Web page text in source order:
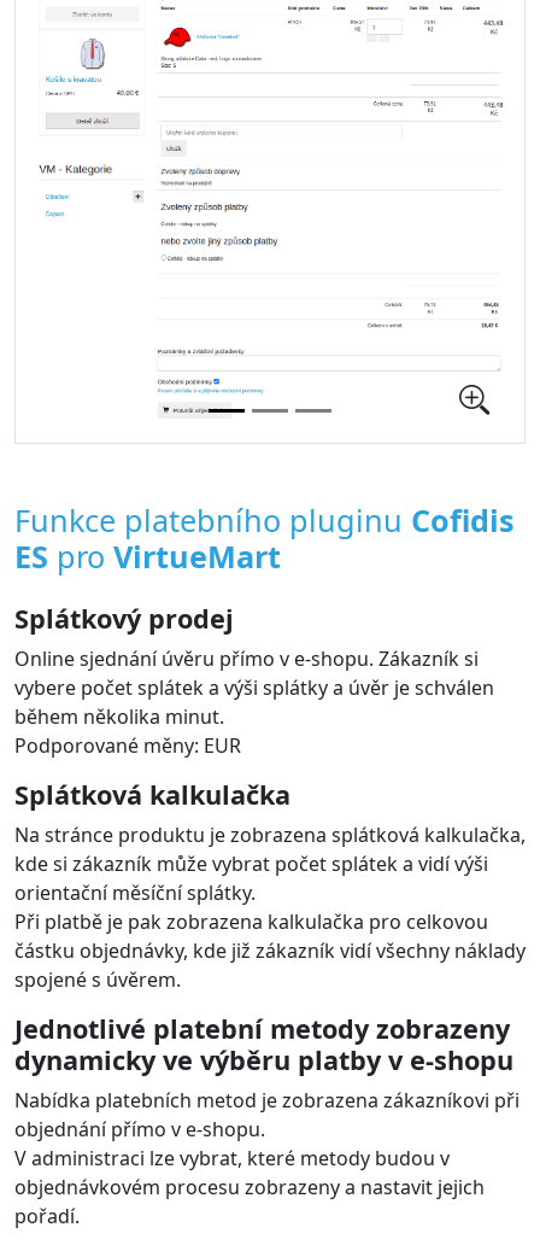
Funkce platebního pluginu Cofidis
ES pro VirtueMart
Splátkový prodej
Online sjednání úvěru přímo v e-shopu. Zákazník si
vybere počet splátek a výši splátky a úvěr je schválen
během několika minut.
Podporované měny: EUR
Splátková kalkulačka
Na stránce produktu je zobrazena splátková kalkulačka,
kde si zákazník může vybrat počet splátek a vidí výši
orientační měsíční splátky.
Při platbě je pak zobrazena kalkulačka pro celkovou
částku objednávky, kde již zákazník vidí všechny náklady
spojené s úvěrem.
Jednotlivé platební metody zobrazeny
dynamicky ve výběru platby v e-shopu
Nabídka platebních metod je zobrazena zákazníkovi při
objednání přímo v e-shopu.
V administraci lze vybrat, které metody budou v
objednávkovém procesu zobrazeny a nastavit jejich
pořadí.